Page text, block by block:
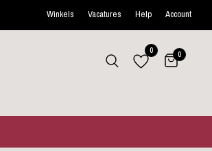
online Curated with love
Winkels Vacatures Help Account
0 0